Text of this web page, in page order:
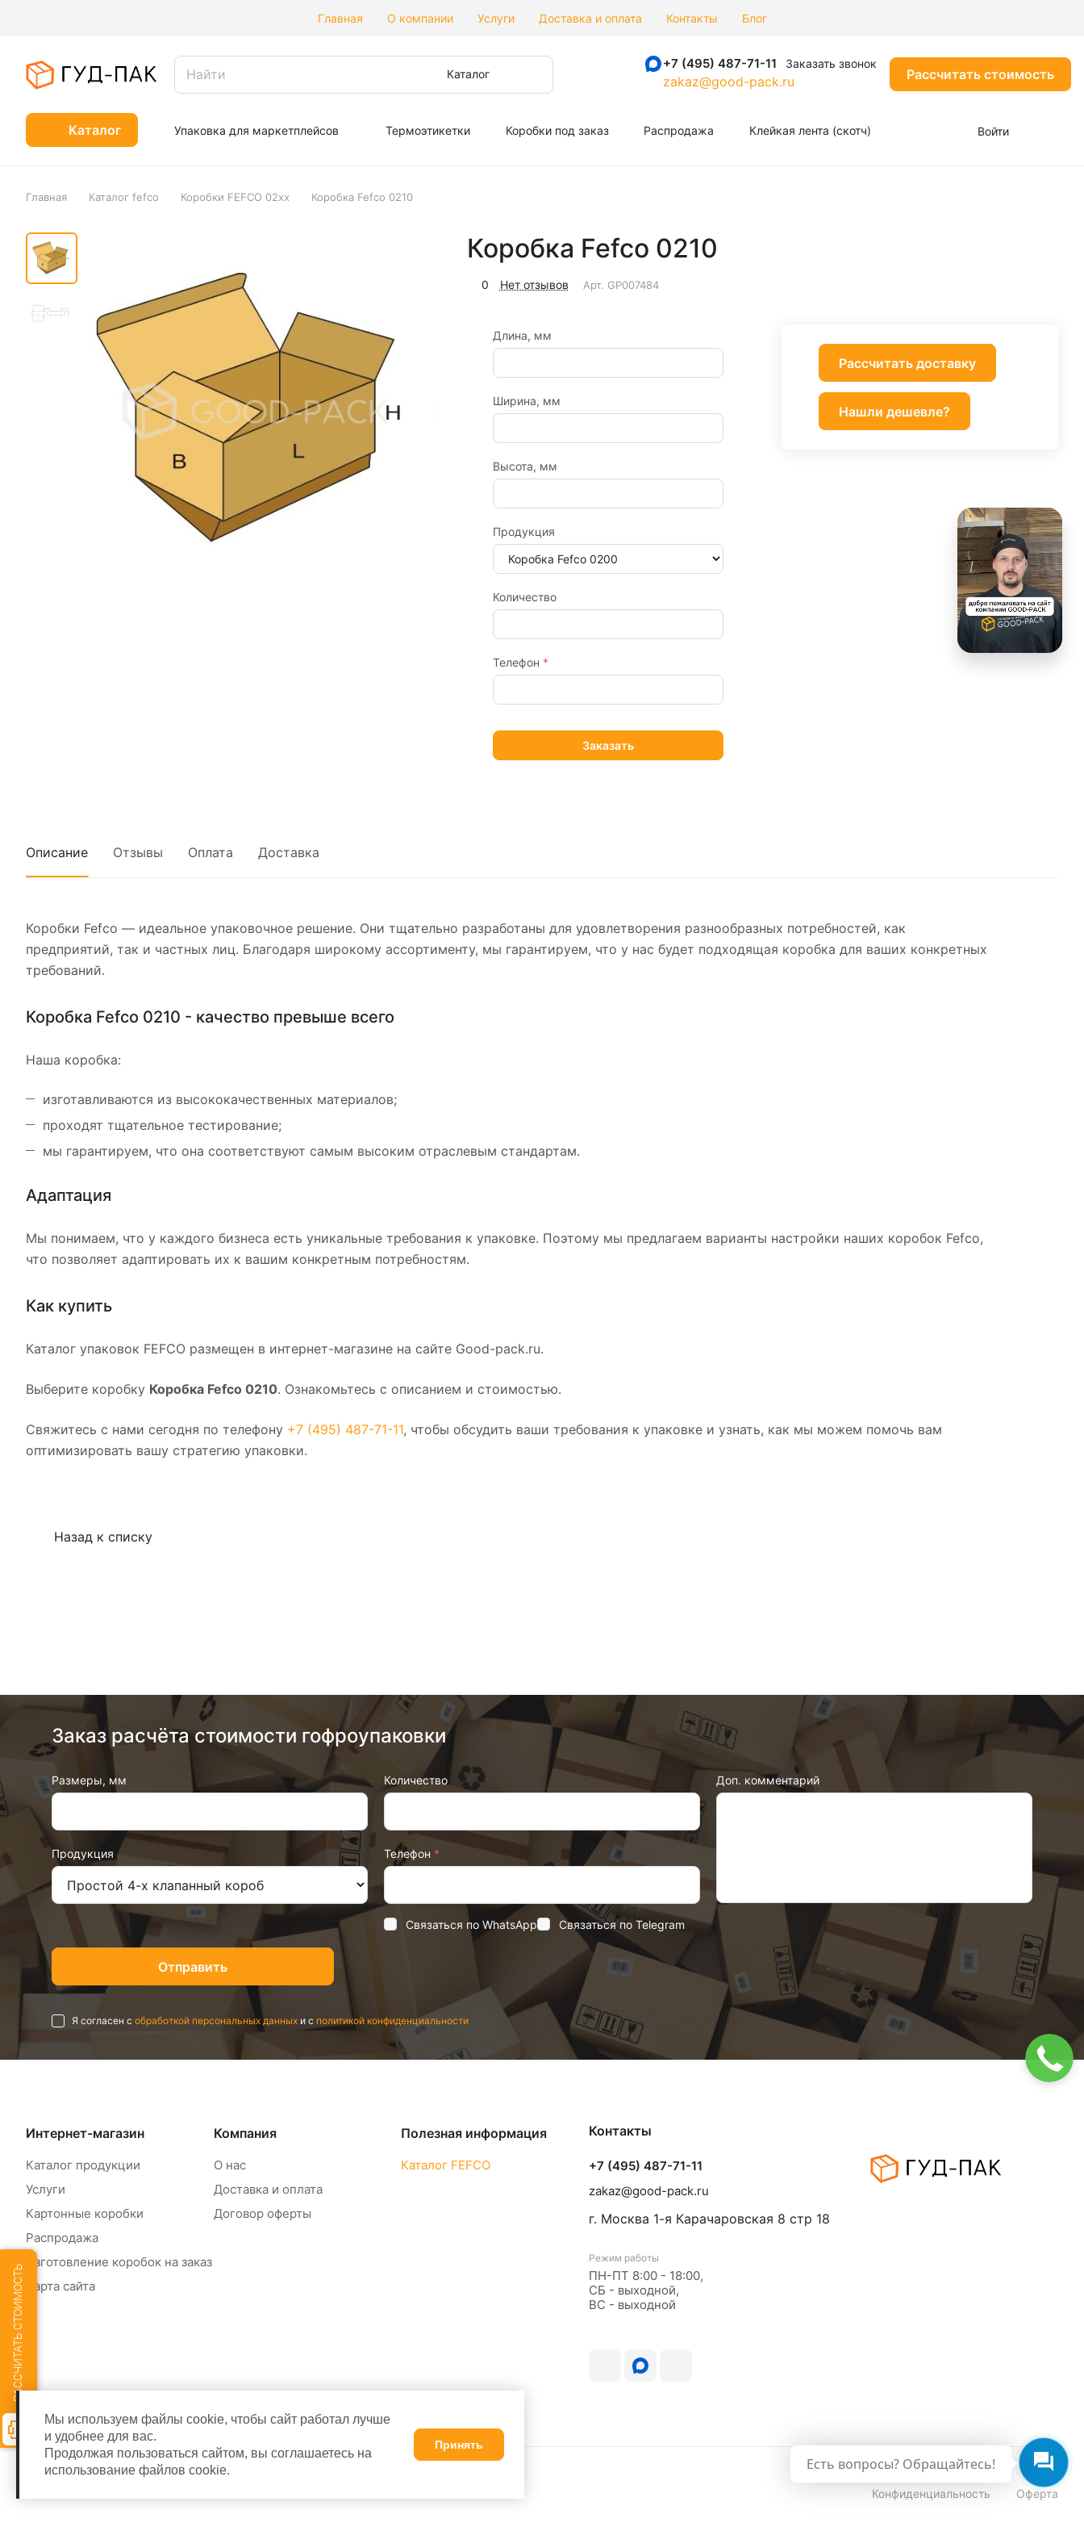
Главная О компании Услуги Доставка и оплата Контакты Блог
Каталог
+7 (495) 487-71-11 Заказать звонок
zakaz@good-pack.ru Рассчитать стоимость
Каталог Упаковка для маркетплейсов Термоэтикетки Коробки под заказ Распродажа Клейкая лента (скотч) Войти
Главная Каталог fefco Коробки FEFCO 02xx Коробка Fefco 0210
Коробка Fefco 0210
0 Нет отзывов Арт. GP007484
Длина, мм
Ширина, мм
Высота, мм
Продукция
Количество
Телефон *
Рассчитать доставку
Нашли дешевле?
Описание Отзывы Оплата Доставка
Коробки Fefco — идеальное упаковочное решение. Они тщательно разработаны для удовлетворения разнообразных потребностей, как
предприятий, так и частных лиц. Благодаря широкому ассортименту, мы гарантируем, что у нас будет подходящая коробка для ваших конкретных
требований.
Коробка Fefco 0210 - качество превыше всего
Наша коробка:
изготавливаются из высококачественных материалов;
проходят тщательное тестирование;
мы гарантируем, что она соответствуют самым высоким отраслевым стандартам.
Адаптация
Мы понимаем, что у каждого бизнеса есть уникальные требования к упаковке. Поэтому мы предлагаем варианты настройки наших коробок Fefco,
что позволяет адаптировать их к вашим конкретным потребностям.
Как купить
Каталог упаковок FEFCO размещен в интернет-магазине на сайте Good-pack.ru.
Выберите коробку Коробка Fefco 0210. Ознакомьтесь с описанием и стоимостью.
Свяжитесь с нами сегодня по телефону +7 (495) 487-71-11, чтобы обсудить ваши требования к упаковке и узнать, как мы можем помочь вам
оптимизировать вашу стратегию упаковки.
Назад к списку
Заказ расчёта стоимости гофроупаковки
Продукция
Количество
Телефон *
Доп. комментарий
Связаться по WhatsApp Связаться по Telegram
Размеры, мм
Я согласен с обработкой персональных данных и с политикой конфиденциальности
Интернет-магазин
Каталог продукции
Услуги
Картонные коробки
Распродажа
Изготовление коробок на заказ
Карта сайта
Компания
О нас
Доставка и оплата
Договор оферты
Полезная информация
Каталог FEFCO
Контакты
+7 (495) 487-71-11
zakaz@good-pack.ru
г. Москва 1-я Карачаровская 8 стр 18
Режим работы
ПН-ПТ 8:00 - 18:00,
СБ - выходной,
ВС - выходной
Конфиденциальность Оферта
Есть вопросы? Обращайтесь!
Мы используем файлы cookie, чтобы сайт работал лучше
и удобнее для вас.
Продолжая пользоваться сайтом, вы соглашаетесь на
использование файлов cookie.
Принять
РАССЧИТАТЬ СТОИМОСТЬ